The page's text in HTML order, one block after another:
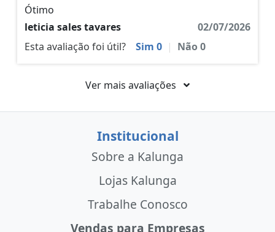
Ótimo
leticia sales tavares
02/07/2026
Esta avaliação foi útil?
Sim 0 | Não0
Ver mais avaliações
Institucional
Sobre a Kalunga
Lojas Kalunga
Trabalhe Conosco
Vendas para Empresas